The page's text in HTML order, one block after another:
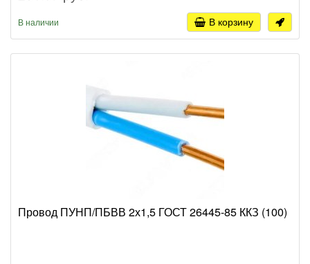
В наличии В корзину
Провод ПУНП/ПБВВ 2х1,5 ГОСТ 26445-85 ККЗ (100)